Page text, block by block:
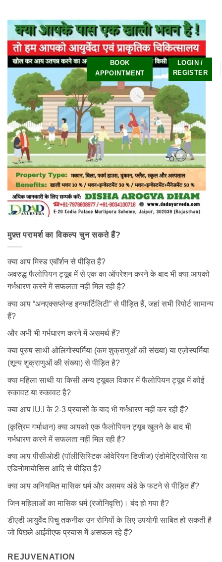
BOOK
APPOINTMENT
LOGIN /
REGISTER
मुफ़्त परामर्श का विकल्प चुन सकते हैं?
क्या आप मिस्ड एबॉर्शन से पीड़ित हैं?
अवरुद्ध फैलोपियन ट्यूब में से एक का ऑपरेशन करने के बाद भी क्या आपको
गर्भधारण करने में सफलता नहीं मिल रही है?
क्या आप “अनएक्सप्लेन्ड इनफर्टिलिटी” से पीड़ित हैं, जहां सभी रिपोर्ट सामान्य
हैं?
और अभी भी गर्भधारण करने में असमर्थ हैं?
क्या पुरुष साथी ओलिगोस्पर्मिया (कम शुक्राणुओं की संख्या) या एज़ोस्पर्मिया
(शून्य शुक्राणुओं की संख्या) से पीड़ित है?
क्या महिला साथी या किसी अन्य ट्यूबल विकार में फैलोपियन ट्यूब में कोई
रुकावट या रुकावट है?
क्या आप IU.I के 2-3 प्रयासों के बाद भी गर्भधारण नहीं कर रही हैं?
(कृत्रिम गर्भाधान) क्या आपको एक फैलोपियन ट्यूब खुलने के बाद भी
गर्भधारण करने में सफलता नहीं मिल रही है?
क्या आप पीसीओडी (पॉलीसिस्टिक ओवेरियन डिजीज) एंडोमेट्रियोसिस या
एडिनोमायोसिस आदि से पीड़ित हैं?
क्या आप अनियमित मासिक धर्म और असमय अंडे के फटने से पीड़ित हैं?
जिन महिलाओं का मासिक धर्म (रजोनिवृत्ति)। बंद हो गया है?
डीएडी आयुर्वेद पिचु तकनीक उन रोगियों के लिए उपयोगी साबित हो सकती है
जो पिछले आईवीएफ प्रयास में असफल रहे हैं?
REJUVENATION